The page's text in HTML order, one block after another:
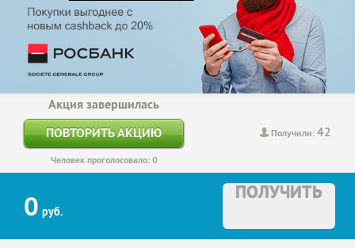
Получили:42
Акция завершилась
ПОВТОРИТЬ АКЦИЮ
Человек проголосовало: 0
0 руб.
ПОЛУЧИТЬ